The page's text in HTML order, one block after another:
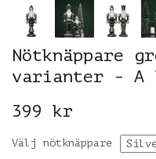
Nötknäppare
varianter - A
399 kr
Välj nötknäppare